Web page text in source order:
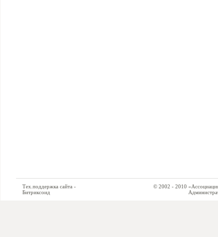
Тех.поддержка сайта -
Битриксоид
© 2002 - 2010 «Ассоциация